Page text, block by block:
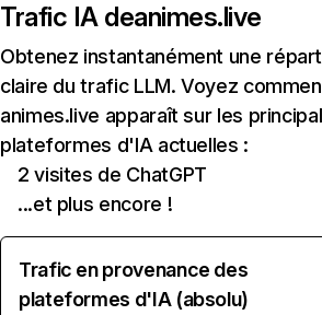
Trafic IA deanimes.live
Obtenez instantanément une
claire du trafic LLM. Voyez
animes.live apparaît sur les
plateformes d'IA actuelles :
2 visites de ChatGPT
...et plus encore !
Trafic en provenance des
plateformes d'IA (absolu)